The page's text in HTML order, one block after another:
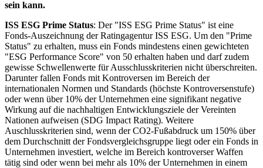
sein kann.
ISS ESG Prime Status: Der "ISS ESG Prime Status" ist eine
Fonds-Auszeichnung der Ratingagentur ISS ESG. Um den "Prime
Status" zu erhalten, muss ein Fonds mindestens einen gewichteten
"ESG Performance Score" von 50 erhalten haben und darf zudem
gewisse Schwellenwerte für Ausschlusskriterien nicht überschreiten.
Darunter fallen Fonds mit Kontroversen im Bereich der
internationalen Normen und Standards (höchste Kontroversenstufe)
oder wenn über 10% der Unternehmen eine signifikant negative
Wirkung auf die nachhaltigen Entwicklungsziele der Vereinten
Nationen aufweisen (SDG Impact Rating). Weitere
Auschlusskriterien sind, wenn der CO2-Fußabdruck um 150% über
dem Durchschnitt der Fondsvergleichsgruppe liegt oder ein Fonds in
Unternehmen investiert, welche im Bereich kontroverser Waffen
tätig sind oder wenn bei mehr als 10% der Unternehmen in einem